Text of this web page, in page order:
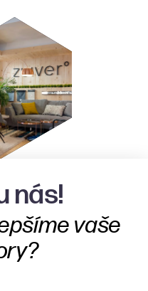
nás!
vaše